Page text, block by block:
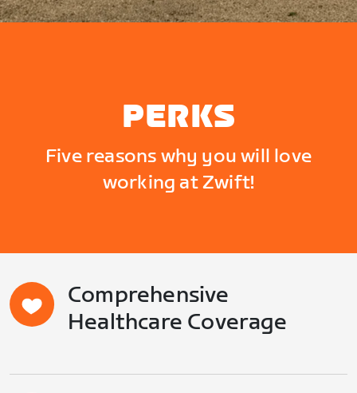
PERKS
Five reasons why you will love
working at Zwift!
Comprehensive
Healthcare Coverage